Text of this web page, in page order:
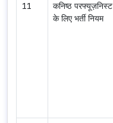
11
कनिष्ठ
के लिए भर्ती नियम